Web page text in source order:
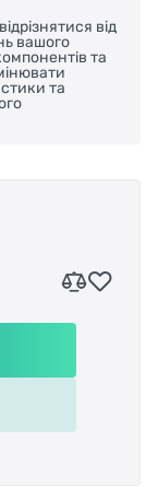
від
вашого
та
та